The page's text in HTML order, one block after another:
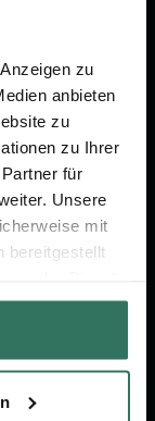
zu
anbieten
zu
zu Ihrer
für
Unsere
mit
bereitgestellt